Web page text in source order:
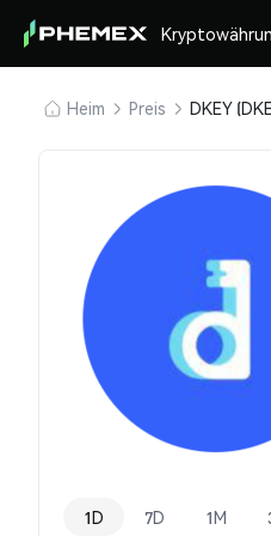
Heim Preis DKEY
1D 7D 1M